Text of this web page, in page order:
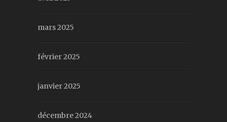
mars 2025
février 2025
janvier 2025
décembre 2024